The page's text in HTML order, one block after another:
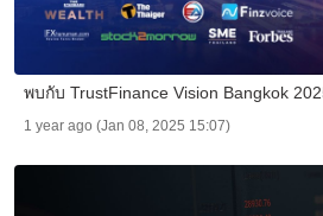
พบกับ TrustFinance Vision Bangkok
1 year ago (Jan 08, 2025 15:07)